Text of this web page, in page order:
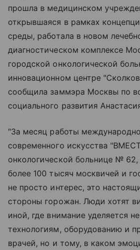
прошла в медицинском
открывшаяся в рамках
среды, работала в новом
диагностическом комплексе
городской онкологической
инновационном центре
сообщила заммэра Москвы по
социального развития
"За месяц работы
современного искусства
онкологической больнице № 62,
более 100 тысяч москвичей и
не просто интерес, это
стороны горожан. Люди хотят
иной, где внимание уделяется
технологиям, оборудованию и
врачей, но и тому, в каком